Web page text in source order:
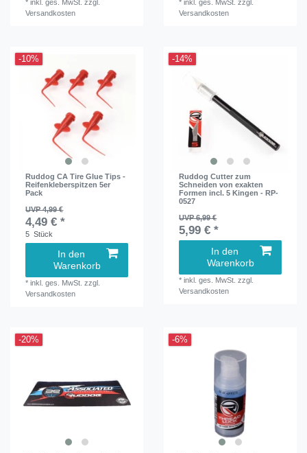
*inkl. ges. MwSt. zzgl.
Versandkosten
*inkl. ges. MwSt. zzgl.
Versandkosten
-10%
Ruddog CA Tire Glue Tips -
Reifenkleberspitzen 5er
Pack
UVP 4,99 €
4,49 € *
5 Stück
In den
Warenkorb
*inkl. ges. MwSt. zzgl.
Versandkosten
-14%
Ruddog Cutter zum
Schneiden von exakten
Formen incl. 5 Kingen - RP-
0527
UVP 6,99 €
5,99 € *
In den
Warenkorb
*inkl. ges. MwSt. zzgl.
Versandkosten
-20% -6%